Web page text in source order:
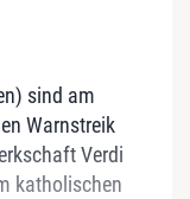
sind am
Warnstreik
Verdi
katholischen